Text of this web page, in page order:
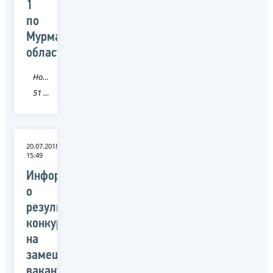
1
по
Мурманской
области
Новость
51 Мурманская область
20.07.2018
15:49
Информация
о
результатах
конкурса
на
замещение